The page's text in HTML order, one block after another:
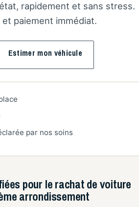
rapidement et sans stress.
paiement immédiat.
Estimer mon véhicule
par nos soins
pour le rachat de voiture
arrondissement